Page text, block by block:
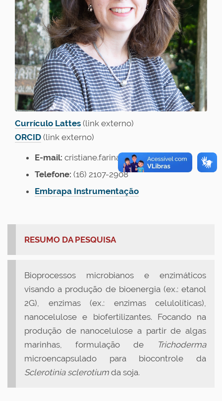
Currículo Lattes (link externo)
ORCID (link externo)
E-mail: cristiane.farinas@embrapa.br
Telefone: (16) 2107-2908
Embrapa Instrumentação
RESUMO DA PESQUISA
Bioprocessos microbianos e enzimáticos
visando a produção de bioenergia (ex.: etanol
2G), enzimas (ex.: enzimas celulolíticas),
nanocelulose e biofertilizantes. Focando na
produção de nanocelulose a partir de algas
marinhas, formulação de
Trichoderma
microencapsulado para biocontrole da
Sclerotinia sclerotium da soja.